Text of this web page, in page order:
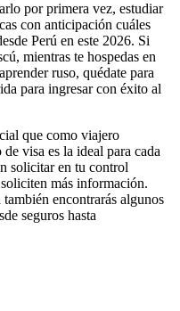
por primera vez, estudiar
con anticipación cuáles
Perú en este 2026. Si
mientras te hospedas en
ruso, quédate para
para ingresar con éxito al
que como viajero
visa es la ideal para cada
solicitar en tu control
más información.
encontrarás algunos
seguros hasta